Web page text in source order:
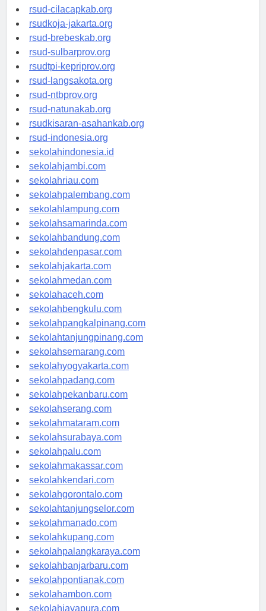
rsud-sintang.org
rsud-cilacapkab.org
rsudkoja-jakarta.org
rsud-brebeskab.org
rsud-sulbarprov.org
rsudtpi-kepriprov.org
rsud-langsakota.org
rsud-ntbprov.org
rsud-natunakab.org
rsudkisaran-asahankab.org
rsud-indonesia.org
sekolahindonesia.id
sekolahjambi.com
sekolahriau.com
sekolahpalembang.com
sekolahlampung.com
sekolahsamarinda.com
sekolahbandung.com
sekolahdenpasar.com
sekolahjakarta.com
sekolahmedan.com
sekolahaceh.com
sekolahbengkulu.com
sekolahpangkalpinang.com
sekolahtanjungpinang.com
sekolahsemarang.com
sekolahyogyakarta.com
sekolahpadang.com
sekolahpekanbaru.com
sekolahserang.com
sekolahmataram.com
sekolahsurabaya.com
sekolahpalu.com
sekolahmakassar.com
sekolahkendari.com
sekolahgorontalo.com
sekolahtanjungselor.com
sekolahmanado.com
sekolahkupang.com
sekolahpalangkaraya.com
sekolahbanjarbaru.com
sekolahpontianak.com
sekolahambon.com